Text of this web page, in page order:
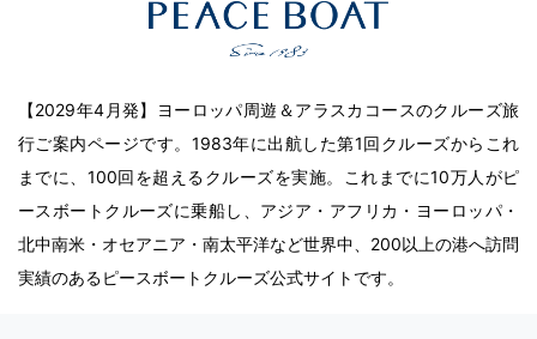
【2029年4月発】ヨーロッパ周遊＆アラスカコースのクルーズ旅
行ご案内ページです。1983年に出航した第1回クルーズからこれ
までに、100回を超えるクルーズを実施。これまでに10万人がピ
ースボートクルーズに乗船し、アジア・アフリカ・ヨーロッパ・
北中南米・オセアニア・南太平洋など世界中、200以上の港へ訪問
実績のあるピースボートクルーズ公式サイトです。